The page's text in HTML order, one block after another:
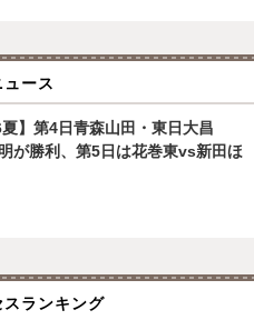
ュース
夏】第4日青森山田・東日大昌
が勝利、第5日は花巻東vs新田ほ
ランキング